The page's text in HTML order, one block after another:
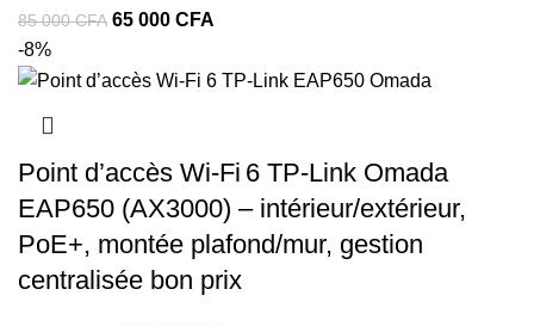
85 000CFA 65 000 CFA
-8%
Point d’accès Wi‑Fi 6 TP‑Link Omada
EAP650 (AX3000) – intérieur/extérieur,
PoE+, montée plafond/mur, gestion
centralisée bon prix